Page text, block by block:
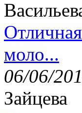
моло...
06/06/
Зайцева